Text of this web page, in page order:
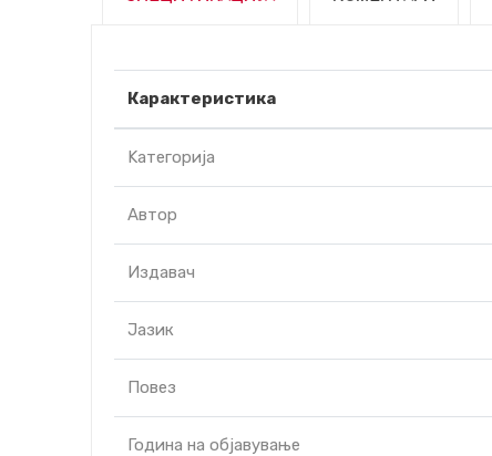
Карактеристика
Kатегорија
Автор
Издавач
Јазик
Повез
Година на објавување